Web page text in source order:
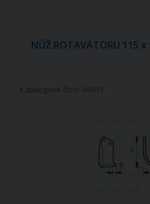
NŮŽ ROTAVÁTORU 115 x
Katalogové číslo: 66915